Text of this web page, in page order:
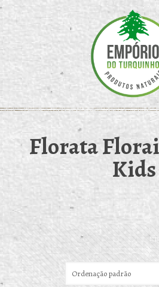
Florata
Kids
Exibindo todos os 7